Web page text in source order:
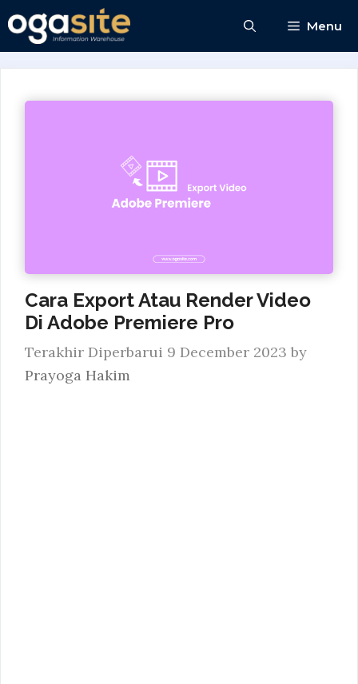
Skip
to
Menu
Cara Export Atau Render Video
Di Adobe Premiere Pro
9 December 2023 by
Prayoga Hakim